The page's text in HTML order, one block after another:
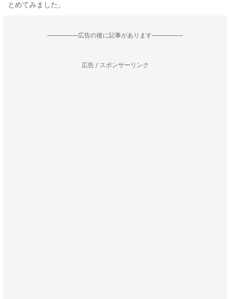
とめてみました。
--------------------広告の後に記事があります--------------------
広告 / スポンサーリンク